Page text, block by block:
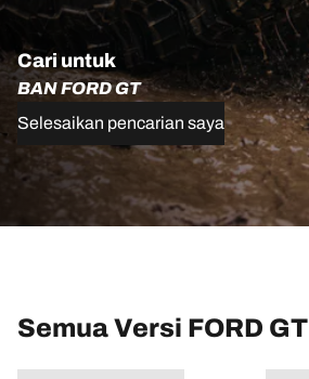
Cari untuk
BAN FORD GT
Selesaikan pencarian saya
Semua Versi FORD GT